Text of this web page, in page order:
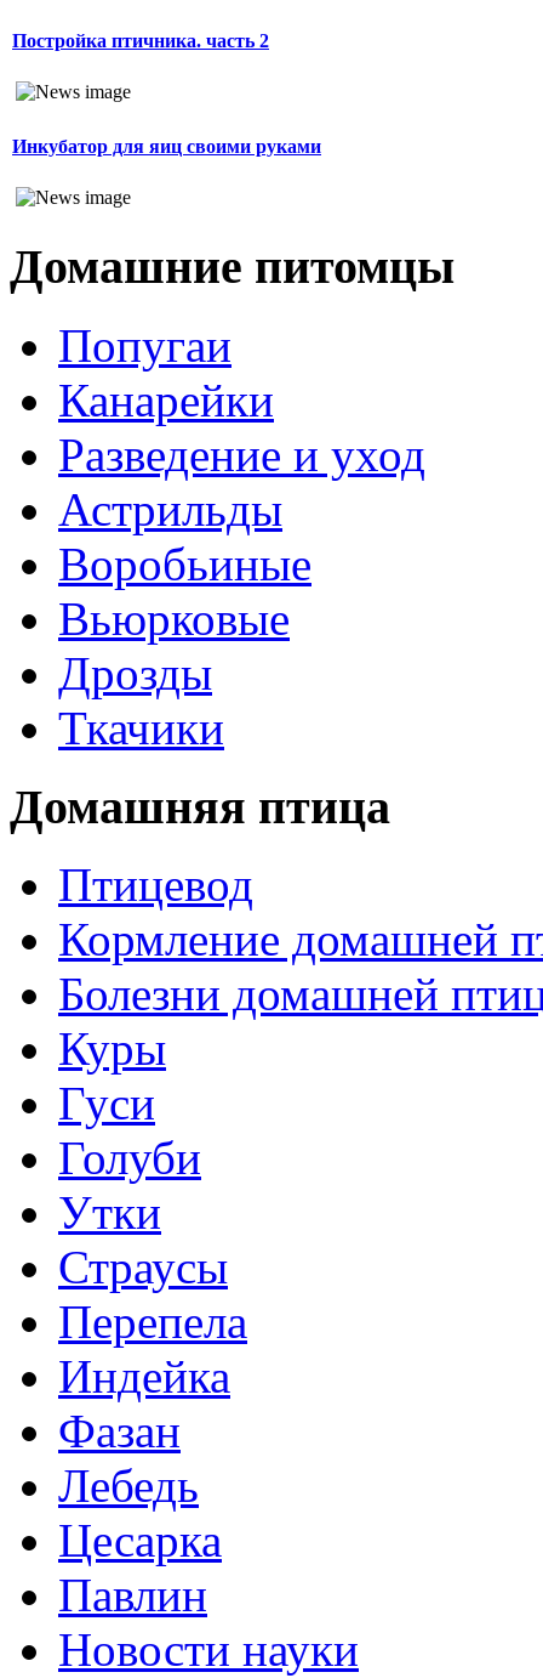
Постройка птичника. часть 2
Инкубатор для яиц своими руками
Домашние питомцы
Попугаи
Канарейки
Разведение и уход
Астрильды
Воробьиные
Вьюрковые
Дрозды
Ткачики
Домашняя птица
Птицевод
Кормление домашней
Болезни домашней
Куры
Гуси
Голуби
Утки
Страусы
Перепела
Индейка
Фазан
Лебедь
Цесарка
Павлин
Новости науки